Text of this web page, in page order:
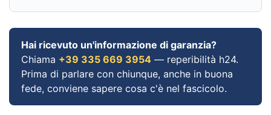
Hai ricevuto un'informazione di garanzia?
Chiama +39 335 669 3954 — reperibilità h24.
Prima di parlare con chiunque, anche in buona
fede, conviene sapere cosa c'è nel fascicolo.